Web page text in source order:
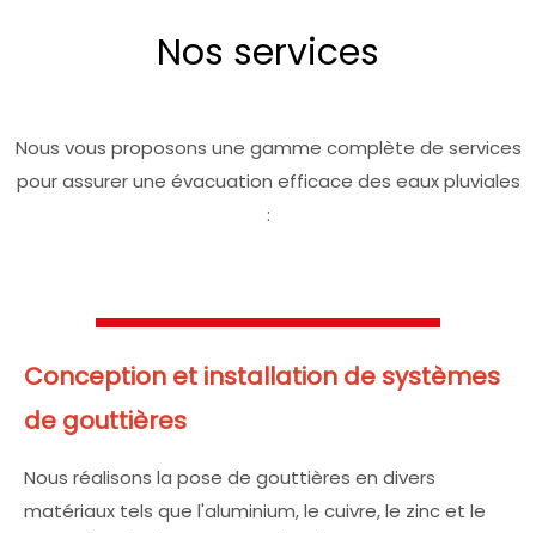
Nos services
Nous vous proposons une gamme complète de services
pour assurer une évacuation efficace des eaux pluviales
:
Conception et installation de systèmes
de gouttières
Nous réalisons la pose de gouttières en divers
matériaux tels que l'aluminium, le cuivre, le zinc et le